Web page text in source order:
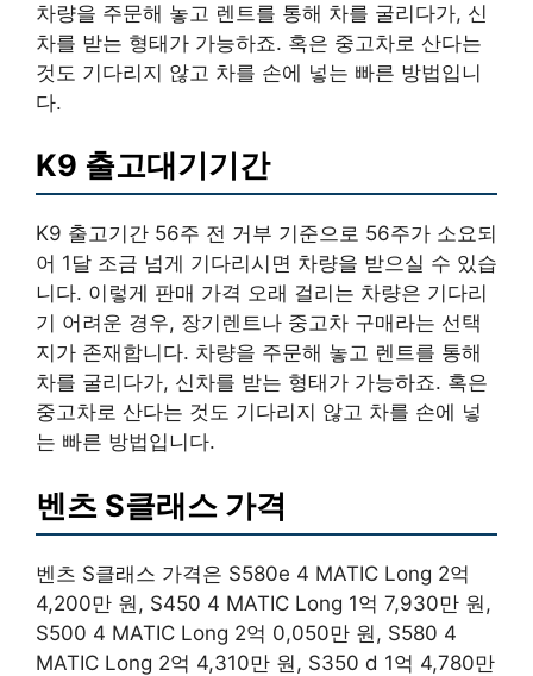
차량을 주문해 놓고 렌트를 통해 차를 굴리다가, 신
차를 받는 형태가 가능하죠. 혹은 중고차로 산다는
것도 기다리지 않고 차를 손에 넣는 빠른 방법입니
다.
K9 출고대기기간
K9 출고기간 56주 전 거부 기준으로 56주가 소요되
어 1달 조금 넘게 기다리시면 차량을 받으실 수 있습
니다. 이렇게 판매 가격 오래 걸리는 차량은 기다리
기 어려운 경우, 장기렌트나 중고차 구매라는 선택
지가 존재합니다. 차량을 주문해 놓고 렌트를 통해
차를 굴리다가, 신차를 받는 형태가 가능하죠. 혹은
중고차로 산다는 것도 기다리지 않고 차를 손에 넣
는 빠른 방법입니다.
벤츠 S클래스 가격
벤츠 S클래스 가격은 S580e 4 MATIC Long 2억
4,200만 원, S450 4 MATIC Long 1억 7,930만 원,
S500 4 MATIC Long 2억 0,050만 원, S580 4
MATIC Long 2억 4,310만 원, S350 d 1억 4,780만